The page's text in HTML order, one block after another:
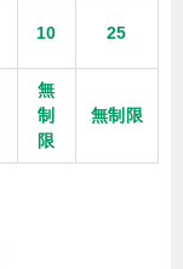
10 25
無
制
限
無制限